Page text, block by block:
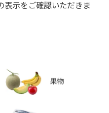
表示をご確認いただきま